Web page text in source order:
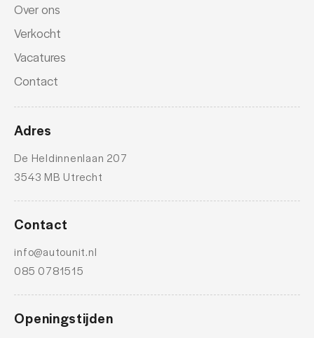
Over ons
Verkocht
Vacatures
Contact
Adres
De Heldinnenlaan 207
3543 MB Utrecht
Contact
info@autounit.nl
085 0781515
Openingstijden